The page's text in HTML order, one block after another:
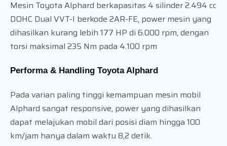
Mesin Toyota Alphard berkapasitas 4 silinder 2.494 cc
DOHC Dual VVT-I berkode 2AR-FE, power mesin yang
dihasilkan kurang lebih 177 HP di 6.000 rpm, dengan
torsi maksimal 235 Nm pada 4.100 rpm
Performa & Handling Toyota Alphard
Pada varian paling tinggi kemampuan mesin mobil
Alphard sangat responsive, power yang dihasilkan
dapat melajukan mobil dari posisi diam hingga 100
km/jam hanya dalam waktu 8,2 detik.